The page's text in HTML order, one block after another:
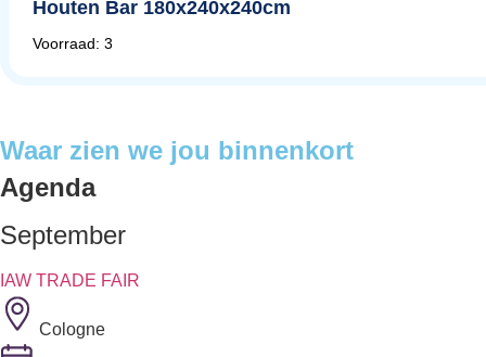
Houten Bar 180x240x240cm
Voorraad: 3
Waar zien we jou binnenkort
Agenda
September
IAW TRADE FAIR
Cologne